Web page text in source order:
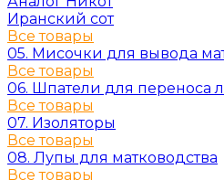
Иранский сот
Все товары
05. Мисочки для вывода
Все товары
06. Шпатели для переноса
Все товары
07. Изоляторы
Все товары
08. Лупы для матководства
Все товары